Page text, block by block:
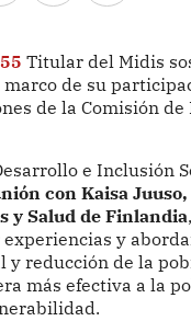
Titular del Midis
de su
de la Comisión de
e Inclusión
con Kaisa
y Salud de Finlandia
y
y reducción de la
más efectiva a la